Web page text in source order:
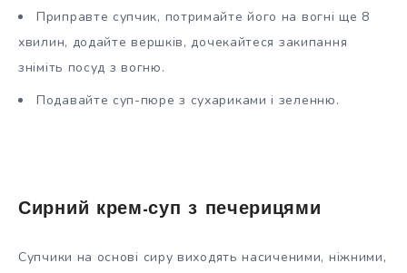
Приправте супчик, потримайте його на вогні ще 8
хвилин, додайте вершків, дочекайтеся закипання
зніміть посуд з вогню.
Подавайте суп-пюре з сухариками і зеленню.
Сирний крем-суп з печерицями
Супчики на основі сиру виходять насиченими, ніжними,